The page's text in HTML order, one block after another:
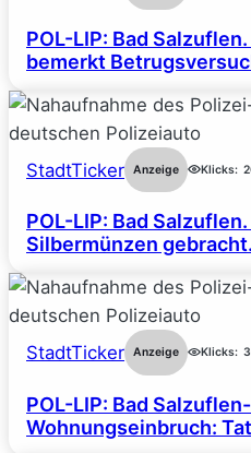
POL-LIP: Bad
bemerkt
StadtTicker Anzeige Klicks:
POL-LIP: Bad
Silbermünzen gebracht.
StadtTicker Anzeige Klicks:
POL-LIP: Bad
Wohnungseinbruch: